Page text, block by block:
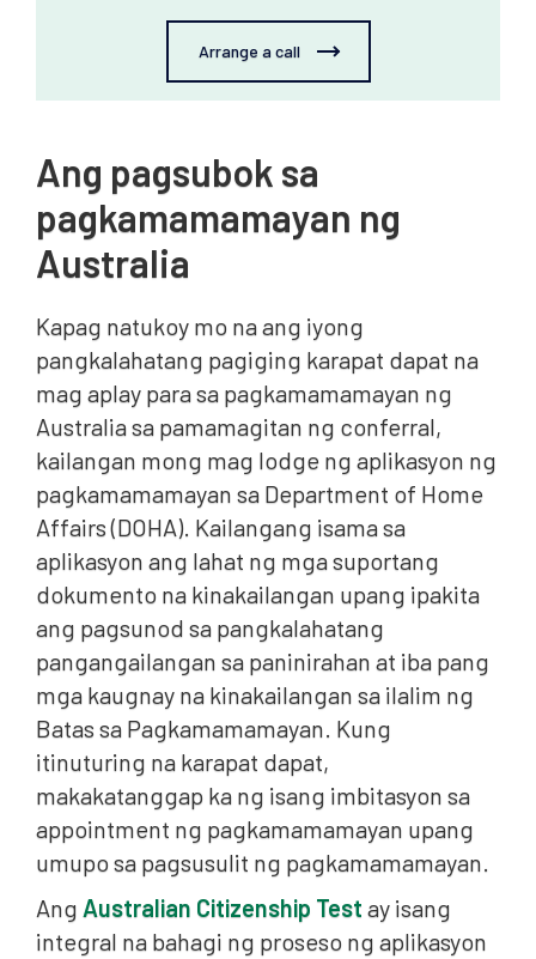
Arrange a call
Ang pagsubok sa
pagkamamamayan ng
Australia
Kapag natukoy mo na ang iyong
pangkalahatang pagiging karapat dapat na
mag aplay para sa pagkamamamayan ng
Australia sa pamamagitan ng conferral,
kailangan mong mag lodge ng aplikasyon ng
pagkamamamayan sa Department of Home
Affairs (DOHA). Kailangang isama sa
aplikasyon ang lahat ng mga suportang
dokumento na kinakailangan upang ipakita
ang pagsunod sa pangkalahatang
pangangailangan sa paninirahan at iba pang
mga kaugnay na kinakailangan sa ilalim ng
Batas sa Pagkamamamayan. Kung
itinuturing na karapat dapat,
makakatanggap ka ng isang imbitasyon sa
appointment ng pagkamamamayan upang
umupo sa pagsusulit ng pagkamamamayan.
Ang Australian Citizenship Test ay isang
integral na bahagi ng proseso ng aplikasyon